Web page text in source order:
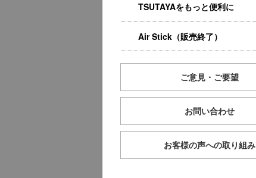
TSUTAYAをもっと便利に
Air Stick（販売終了）
ご意見・ご要望
お問い合わせ
お客様の声への取り組み